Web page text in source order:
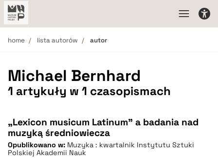
home lista autorów autor
Michael Bernhard
1 artykuły w 1 czasopismach
„Lexicon musicum Latinum” a badania nad
muzyką średniowiecza
Opublikowano w: Muzyka : kwartalnik Instytutu Sztuki
Polskiej Akademii Nauk